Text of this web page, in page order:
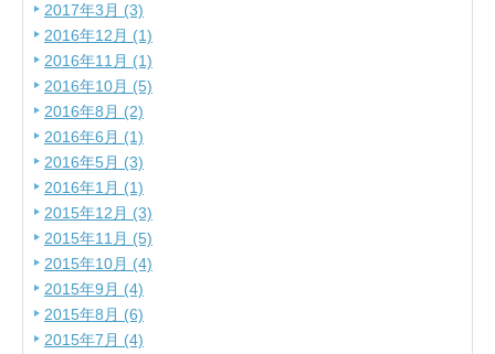
2017年3月 (3)
2016年12月 (1)
2016年11月 (1)
2016年10月 (5)
2016年8月 (2)
2016年6月 (1)
2016年5月 (3)
2016年1月 (1)
2015年12月 (3)
2015年11月 (5)
2015年10月 (4)
2015年9月 (4)
2015年8月 (6)
2015年7月 (4)